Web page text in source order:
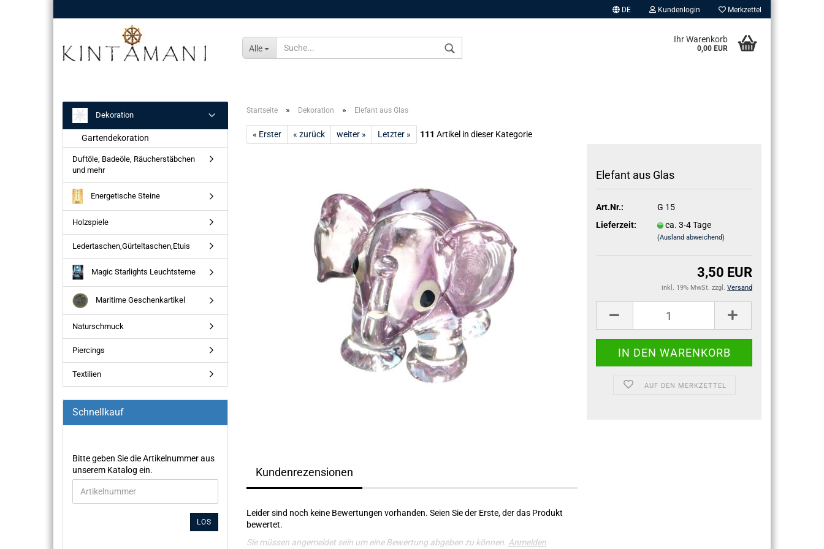
DE Kundenlogin Merkzettel
Alle
Ihr Warenkorb
0,00 EUR
Startseite » Dekoration » Elefant aus Glas
« Erster « zurück weiter » Letzter » 111 Artikel in dieser Kategorie
Ele­fant aus Glas
Art.Nr.:
G 15
Lieferzeit:
ca. 3-4 Tage
(Ausland abweichend)
3,50 EUR
inkl. 19% MwSt. zzgl. Versand
AUF DEN MERKZETTEL
Kundenrezensionen
Leider sind noch keine Bewertungen vorhanden. Seien Sie der Erste, der das Produkt
bewertet.
Sie müssen angemeldet sein um eine Bewertung abgeben zu können. Anmelden
Dekoration
Gartendekoration
Duftöle, Badeöle, Räucherstäbchen
und mehr
Energetische Steine
Holzspiele
Ledertaschen,Gürteltaschen,Etuis
Magic Starlights Leuchtsterne
Maritime Geschenkartikel
Naturschmuck
Piercings
Textilien
Schnellkauf
Bitte geben Sie die Artikelnummer aus
unserem Katalog ein.
LOS